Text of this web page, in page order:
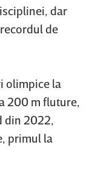
dar
de
olimpice la
200 m fluture,
din 2022,
primul la